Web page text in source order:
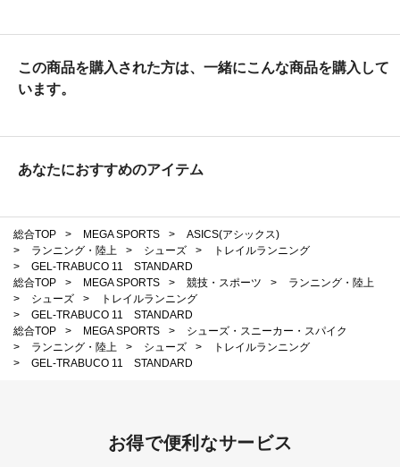
この商品を購入された方は、一緒にこんな商品を購入して
います。
あなたにおすすめのアイテム
総合TOP > MEGA SPORTS >
ASICS(アシックス)
>
ランニング・陸上 > シューズ >
トレイルランニング
>
GEL-TRABUCO 11 STANDARD
総合TOP
> MEGA SPORTS > 競技・スポーツ >
ランニング・陸上
>
シューズ >
トレイルランニング
>
GEL-TRABUCO 11 STANDARD
総合TOP
> MEGA SPORTS >
シューズ・スニーカー・スパイク
>
ランニング・陸上 > シューズ >
トレイルランニング
>
GEL-TRABUCO 11 STANDARD
お得で便利なサービス